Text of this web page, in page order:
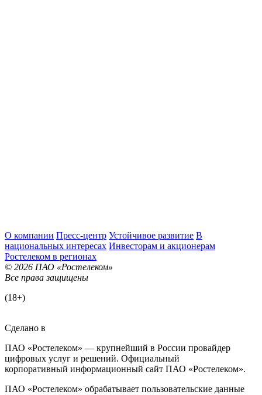
О компании Пресс-центр Устойчивое развитие В
национальных интересах Инвесторам и акционерам
Ростелеком в регионах
© 2026 ПАО «Ростелеком»
Все права защищены
(18+)
Сделано в
ПАО «Ростелеком» — крупнейший в России провайдер
цифровых услуг и решений. Официальный
корпоративный информационный сайт ПАО «Ростелеком».
ПАО «Ростелеком» обрабатывает пользовательские данные